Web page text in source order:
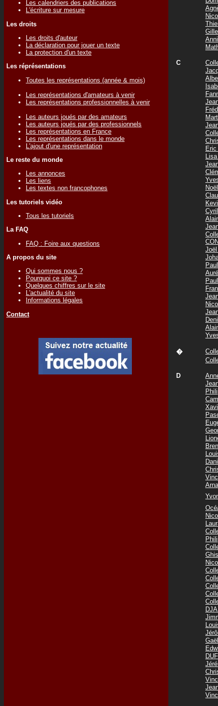
Les calendriers des publications
L'écriture sur mesure
Les droits
Les droits d'auteur
La déclaration pour jouer un texte
La protection d'un texte
Les réprésentations
Toutes les représentations (année & mois)
Les représentations d'amateurs à venir
Les représentations professionnelles à venir
Les auteurs joués par des amateurs
Les auteurs joués par des professionnels
Les représentations en France
Les représentations dans le monde
L'ajout d'une représentation
Le reste du monde
Les annonces
Les liens
Les textes non francophones
Les tutoriels vidéo
Tous les tutoriels
La FAQ
FAQ : Foire aux questions
A propos du site
Qui sommes nous ?
Pourquoi ce site ?
Quelques chiffres sur le site
L'actualité du site
Informations légales
Contact
C
�
D
DUF